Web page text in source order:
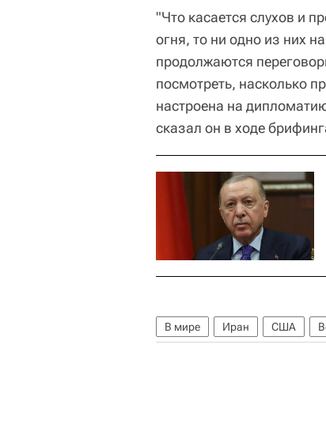
"Что касается слухов и
огня, то ни одно из них
продолжаются
посмотреть, насколько
настроена на
сказал он в ходе
В мире Иран США